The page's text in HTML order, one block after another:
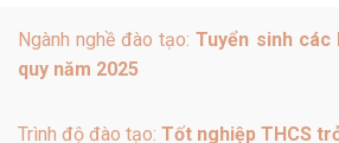
Ngành nghề đào tạo:Tuyển sinh các
quy năm 2025
Trình độ đào tạo: Tốt nghiệp THCS